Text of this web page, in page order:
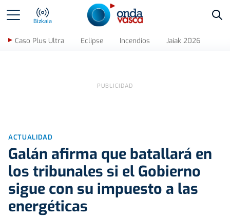
Bizkaia
Caso Plus Ultra Eclipse Incendios Jaiak 2026
ACTUALIDAD
Galán afirma que batallará en
los tribunales si el Gobierno
sigue con su impuesto a las
energéticas